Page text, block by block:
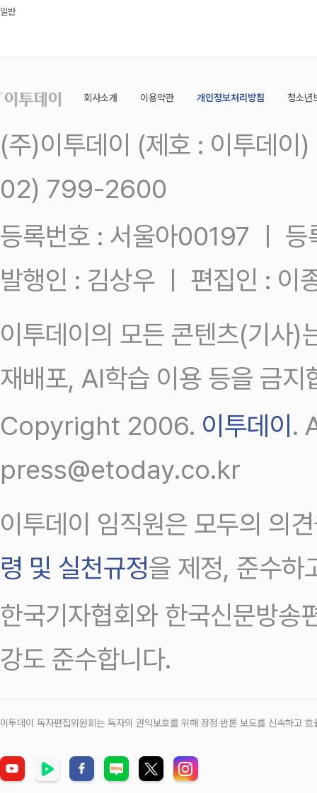
일반
회사소개 이용약관 개인정보처리방침 청소년
(주)이투데이 (제호 : 이투데
02) 799-2600
등록번호 : 서울아00197 ㅣ
발행인 : 김상우 ㅣ 편집인 : 이
이투데이의 모든 콘텐츠(기사)
재배포, AI학습 이용 등을 금지
Copyright 2006. 이투데이.
press@etoday.co.kr
이투데이 임직원은 모두의 의
령 및 실천규정을 제정, 준수하
한국기자협회와 한국신문방송
강도 준수합니다.
이투데이 독자편집위원회는 독자의 권익보호를 위해 정정‧반론 보도를 신속하고